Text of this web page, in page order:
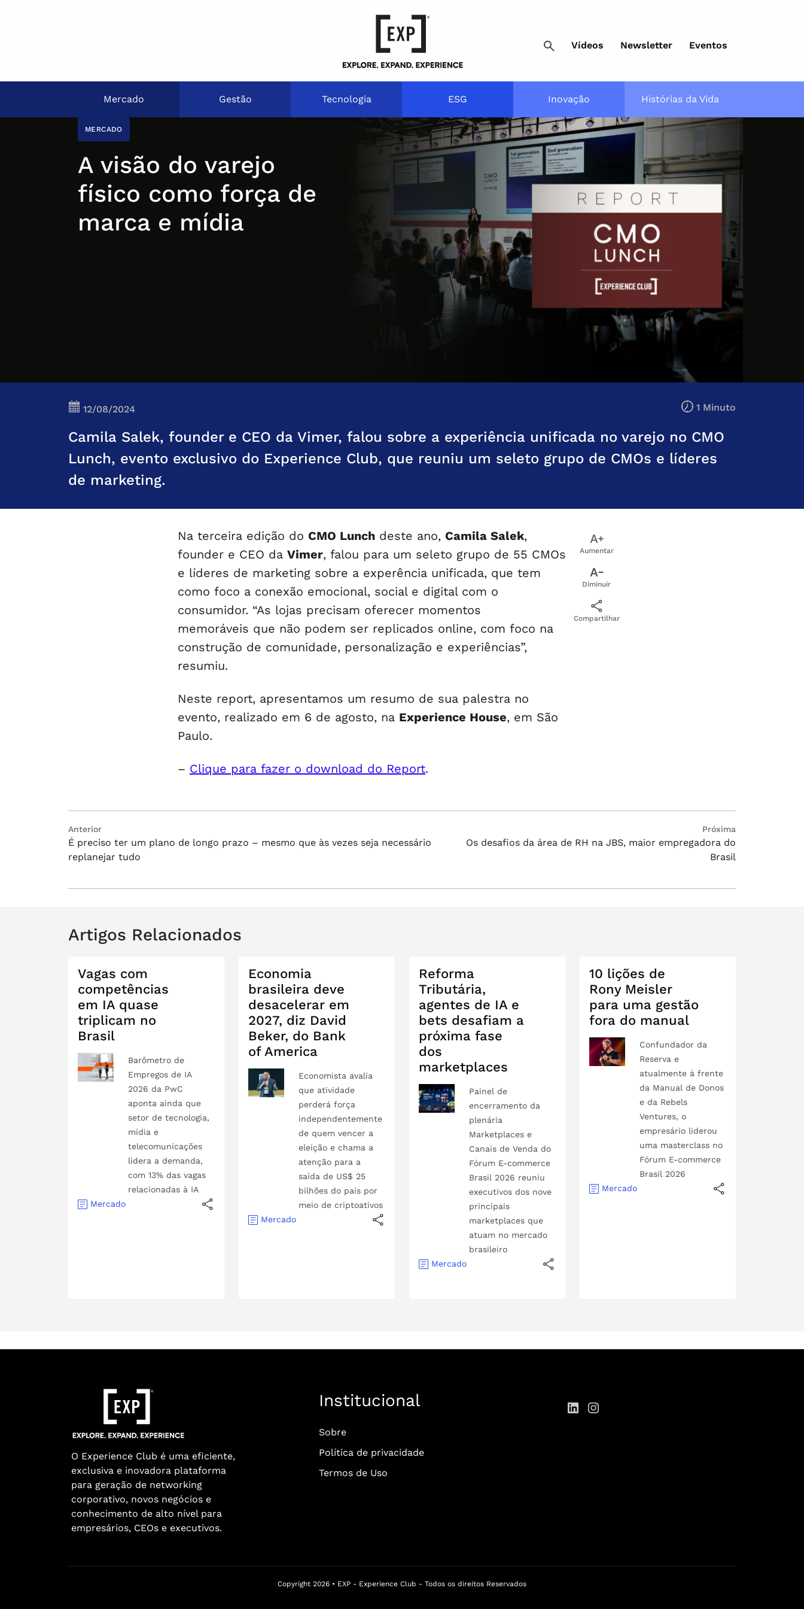
Vídeos Newsletter Eventos
Mercado Gestão Tecnologia ESG Inovação Histórias da Vida
MERCADO
A visão do varejo
físico como força de
marca e mídia
12/08/2024 1 Minuto
Camila Salek, founder e CEO da Vimer, falou sobre a experiência unificada no varejo no CMO
Lunch, evento exclusivo do Experience Club, que reuniu um seleto grupo de CMOs e líderes
de marketing.
Na terceira edição do CMO Lunch deste ano, Camila Salek,
founder e CEO da Vimer, falou para um seleto grupo de 55 CMOs
e líderes de marketing sobre a experência unificada, que tem
como foco a conexão emocional, social e digital com o
consumidor. “As lojas precisam oferecer momentos
memoráveis que não podem ser replicados online, com foco na
construção de comunidade, personalização e experiências”,
resumiu.
Neste report, apresentamos um resumo de sua palestra no
evento, realizado em 6 de agosto, na Experience House, em São
Paulo.
– Clique para fazer o download do Report.
Aumentar
Diminuir
Compartilhar
Navegação
de
Anterior
Post
anterior:
É preciso ter um plano de longo prazo – mesmo que às vezes seja necessário
replanejar tudo
Próxima
post:
Os desafios da área de RH na JBS, maior empregadora do
Brasil
Artigos Relacionados
Vagas com
competências
em IA quase
triplicam no
Brasil
Barômetro de
Empregos de IA
2026 da PwC
aponta ainda que
setor de tecnologia,
mídia e
telecomunicações
lidera a demanda,
com 13% das vagas
relacionadas à IA
Mercado
Economia
brasileira deve
desacelerar em
2027, diz David
Beker, do Bank
of America
Economista avalia
que atividade
perderá força
independentemente
de quem vencer a
eleição e chama a
atenção para a
saída de US$ 25
bilhões do país por
meio de criptoativos
Mercado
Reforma
Tributária,
agentes de IA e
bets desafiam a
próxima fase
dos
marketplaces
Painel de
encerramento da
plenária
Marketplaces e
Canais de Venda do
Fórum E-commerce
Brasil 2026 reuniu
executivos dos nove
principais
marketplaces que
atuam no mercado
brasileiro
Mercado
10 lições de
Rony Meisler
para uma gestão
fora do manual
Confundador da
Reserva e
atualmente à frente
da Manual de Donos
e da Rebels
Ventures, o
empresário liderou
uma masterclass no
Fórum E-commerce
Brasil 2026
Mercado
O Experience Club é uma eficiente,
exclusiva e inovadora plataforma
para geração de networking
corporativo, novos negócios e
conhecimento de alto nível para
empresários, CEOs e executivos.
Institucional
Sobre
Política de privacidade
Termos de Uso
Copyright 2026 • EXP - Experience Club - Todos os direitos Reservados